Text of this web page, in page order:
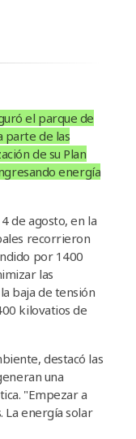
el parque de
parte de las
de su Plan
energí­a
de agosto, en la
recorrieron
por 1400
las
baja de tensión
kilovatios de
destacó las
una
"Empezar a
La energí­a solar